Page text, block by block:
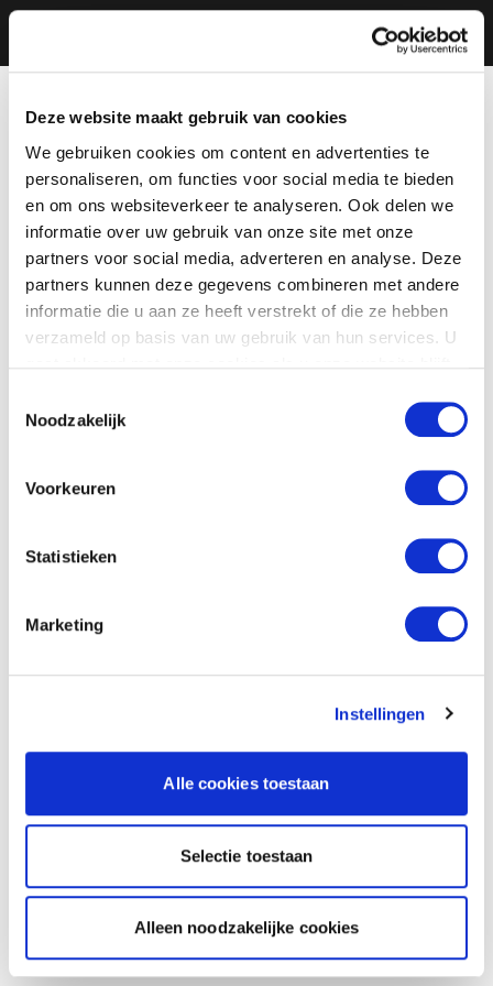
Deze website maakt gebruik van cookies
We gebruiken cookies om content en advertenties te
personaliseren, om functies voor social media te bieden
en om ons websiteverkeer te analyseren. Ook delen we
informatie over uw gebruik van onze site met onze
partners voor social media, adverteren en analyse. Deze
partners kunnen deze gegevens combineren met andere
informatie die u aan ze heeft verstrekt of die ze hebben
verzameld op basis van uw gebruik van hun services. U
Noodzakelijk
Voorkeuren
Statistieken
Marketing
Instellingen
Alle cookies toestaan
Selectie toestaan
Alleen noodzakelijke cookies